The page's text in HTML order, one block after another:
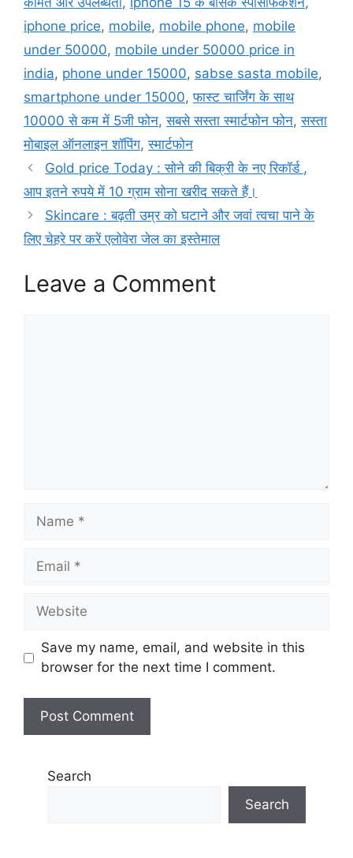
iphone price, mobile, mobile phone, mobile
under 50000, mobile under 50000 price in
india, phone under 15000, sabse sasta mobile,
smartphone under 15000,फास्ट चार्जिंग के साथ
10000 से कम में 5जी फोन,सबसे सस्ता स्मार्टफोन फोन,सस्ता
मोबाइल ऑनलाइन शॉपिंग,स्मार्टफोन
Gold price Today : सोने की बिक्री के नए रिकॉर्ड ,
आप इतने रुपये में 10 ग्राम सोना खरीद सकते हैं।
Skincare : बढ़ती उम्र को घटाने और जवां त्वचा पाने के
लिए चेहरे पर करें एलोवेरा जेल का इस्तेमाल
Leave a Comment
Name
Email
Website
Save my name, email, and website in this
browser for the next time I comment.
Search
Search